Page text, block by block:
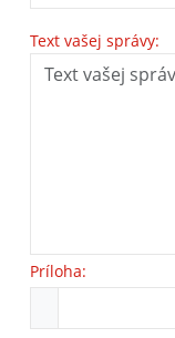
Text vašej správy:
Príloha: